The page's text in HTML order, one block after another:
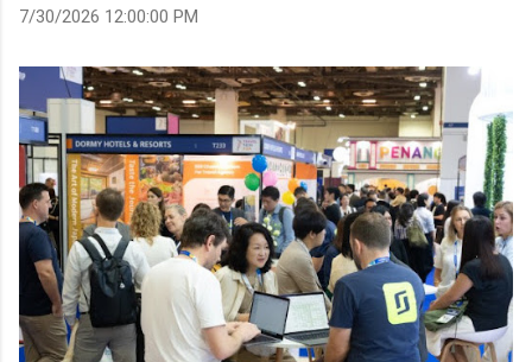
7/30/2026 12:00:00 PM